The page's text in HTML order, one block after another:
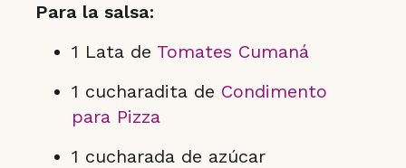
Para la salsa:
1 Lata de Tomates Cumaná
1 cucharadita de Condimento
para Pizza
1 cucharada de azúcar